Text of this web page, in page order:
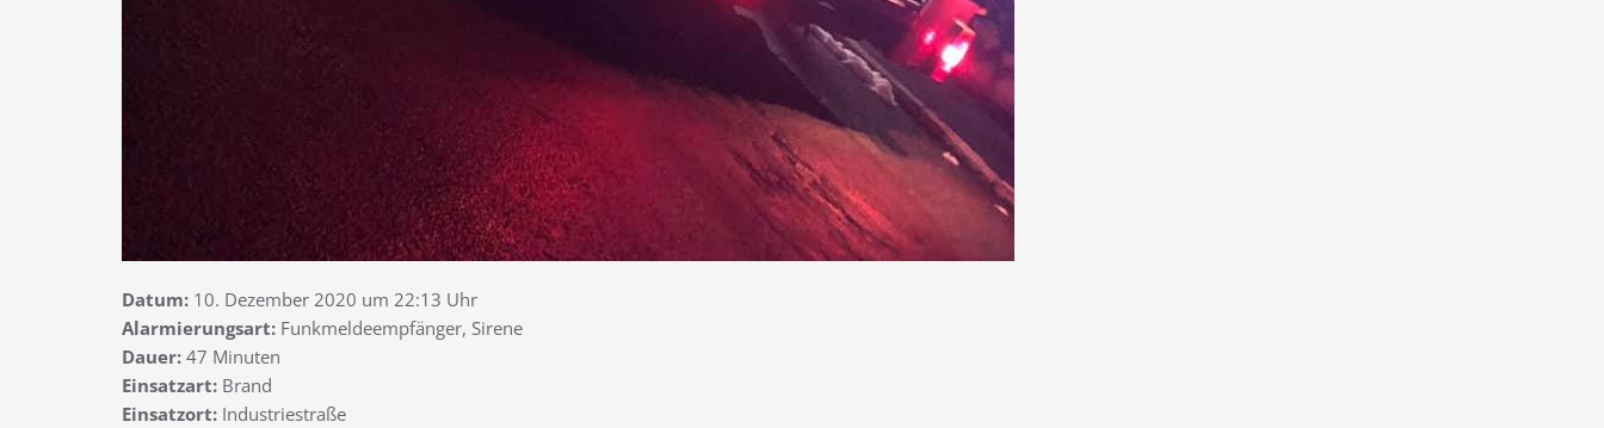
Datum: 10. Dezember 2020 um 22:13 Uhr
Alarmierungsart: Funkmeldeempfänger, Sirene
Dauer: 47 Minuten
Einsatzart: Brand
Einsatzort: Industriestraße